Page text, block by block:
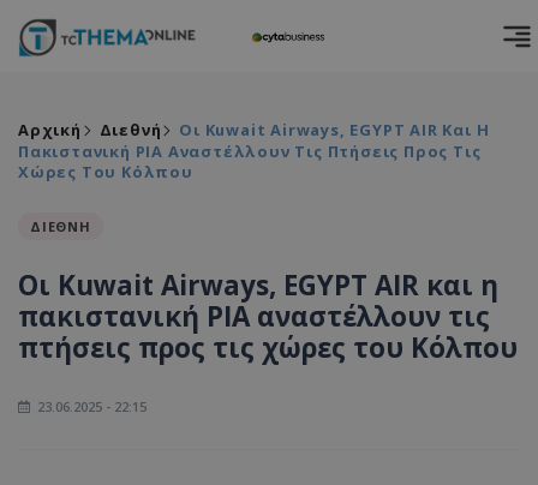
Αρχική Διεθνή
Οι Kuwait Airways, EGYPT AIR Και Η
Πακιστανική PIA Αναστέλλουν Τις Πτήσεις Προς Τις
Χώρες Του Κόλπου
ΔΙΕΘΝΗ
Οι Kuwait Airways, EGYPT AIR και η
πακιστανική PIA αναστέλλουν τις
πτήσεις προς τις χώρες του Κόλπου
23.06.2025 - 22:15